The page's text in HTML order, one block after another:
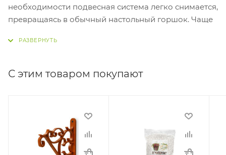
необходимости подвесная система легко снимается,
превращаясь в обычный настольный горшок. Чаще
растений с лазающими и свисающими стеблями.
пластика с дренажным отверстием внизу. В
комплекте идет прочный подвес.
С этим товаром покупают